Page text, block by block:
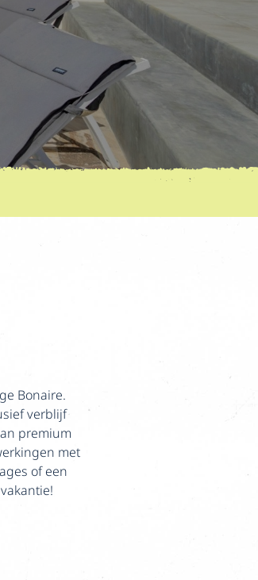
Bonaire.
verblijf
premium
met
of een